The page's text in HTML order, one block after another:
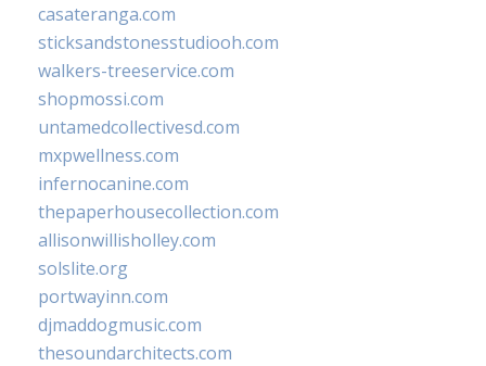
casateranga.com
sticksandstonesstudiooh.com
walkers-treeservice.com
shopmossi.com
untamedcollectivesd.com
mxpwellness.com
infernocanine.com
thepaperhousecollection.com
allisonwillisholley.com
solslite.org
portwayinn.com
djmaddogmusic.com
thesoundarchitects.com